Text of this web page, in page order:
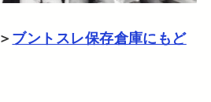
＞ブントスレ保存倉庫にもど